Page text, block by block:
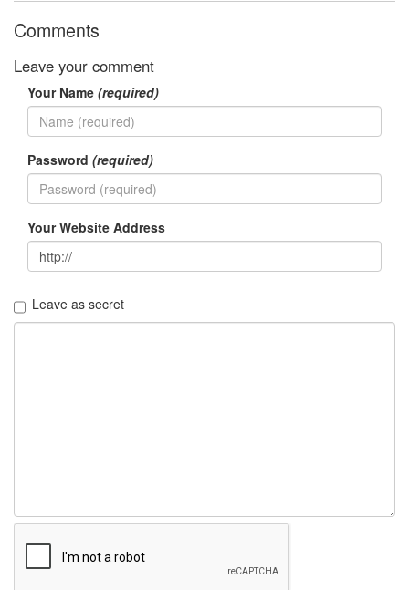
Comments
Leave your comment
Your Name (required)
Password (required)
Your Website Address
Leave as secret
밍
Mozilla
23
Tip
18
security
3
Scuba
Diving
제
리
뷰
ion
by